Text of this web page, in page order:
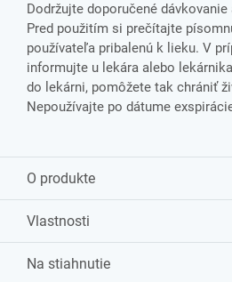
Dodržujte doporučené
Pred použitím si prečítajte
používateľa pribalenú k lieku. V
informujte u lekára alebo
do lekárni, pomôžete tak chrániť
Nepoužívajte po dátume
O produkte
Vlastnosti
Na stiahnutie